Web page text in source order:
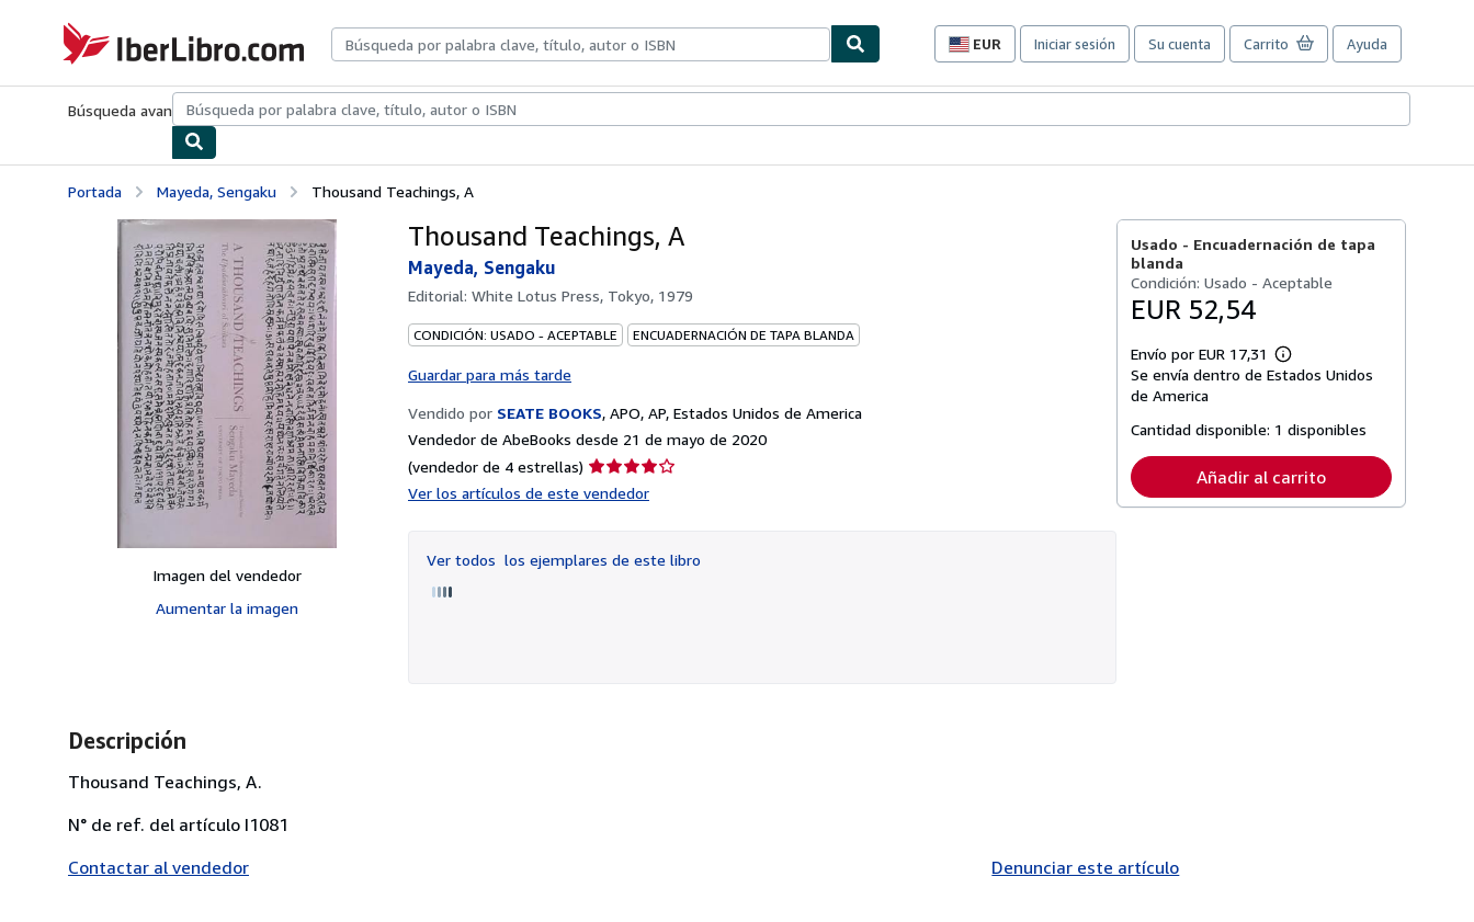
IberLibro.com
EUR
Preferencias
compra
sitio.
Iniciar sesión Su cuenta Carrito Ayuda
Búsqueda avanzadaColecciones Libros antiguosArte y coleccionismo
Portada Mayeda, Sengaku Thousand Teachings, A
Imagen del vendedor
Aumentar la imagen
Thousand Teachings, A
Mayeda, Sengaku
Editorial: White Lotus Press, Tokyo, 1979
CONDICIÓN: USADO - ACEPTABLE ENCUADERNACIÓN DE TAPA BLANDA
Guardar para más tarde
Vendido por SEATE BOOKS, APO, AP, Estados Unidos de America
Vendedor de AbeBooks desde 21 de mayo de 2020
(vendedor de 4 estrellas) Calificación
Ver los artículos de este vendedor
Ver todos los ejemplares de este libro
Usado - Encuadernación de tapa
blanda
Condición: Usado - Aceptable
EUR 52,54
Envío por EUR 17,31
Más
información
tarifas
envío
Se envía dentro de Estados Unidos
de America
Cantidad disponible: 1 disponibles
Añadir al carrito
Descripción
Thousand Teachings, A.
N° de ref. del artículo I1081
Contactar al vendedor
Denunciar este artículo